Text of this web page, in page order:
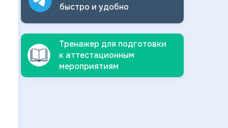
быстро и удобно
Тренажер для подготовки
к аттестационным
мероприятиям